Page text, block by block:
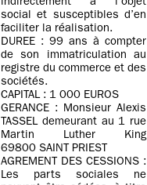
indirectement à l’objet
social et susceptibles d’en
faciliter la réalisation.
DUREE : 99 ans à compter
de son immatriculation au
registre du commerce et des
sociétés.
CAPITAL : 1 000 EUROS
GERANCE : Monsieur Alexis
TASSEL demeurant au 1 rue
Martin Luther King
69800 SAINT PRIEST
AGREMENT DES CESSIONS :
Les parts sociales ne